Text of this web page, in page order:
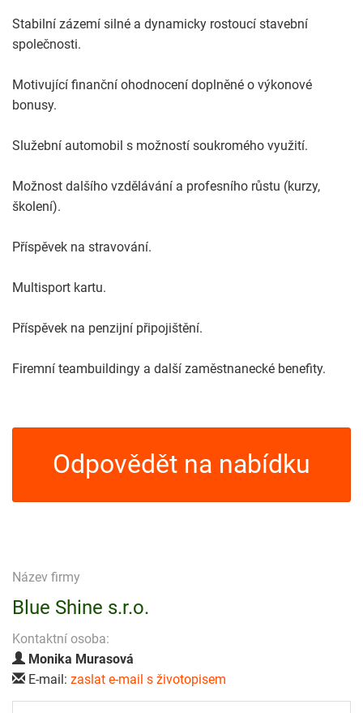
Stabilní zázemí silné a dynamicky rostoucí stavební
společnosti.
Motivující finanční ohodnocení doplněné o výkonové
bonusy.
Služební automobil s možností soukromého využití.
Možnost dalšího vzdělávání a profesního růstu (kurzy,
školení).
Příspěvek na stravování.
Multisport kartu.
Příspěvek na penzijní připojištění.
Firemní teambuildingy a další zaměstnanecké benefity.
Odpovědět na nabídku
Název firmy
Blue Shine s.r.o.
Kontaktní osoba:
Monika Murasová
E-mail: zaslat e-mail s životopisem